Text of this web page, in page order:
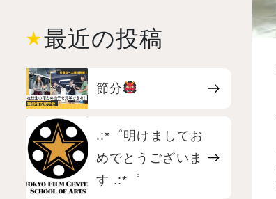
最近の投稿
節分
.:*゜明けましてお
めでとうございま
す .:*゜